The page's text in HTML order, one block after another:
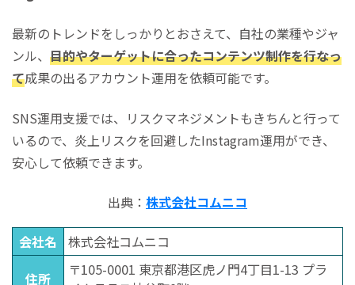
最新のトレンドをしっかりとおさえて、自社の業種やジャ
ンル、 目的やターゲットに合ったコンテンツ制作を行なっ
て成果の出るアカウント運用を依頼可能です。
SNS運用支援では、リスクマネジメントもきちんと行って
いるので、炎上リスクを回避したInstagram運用ができ、
安心して依頼できます。
出典： 株式会社コムニコ
会社名
株式会社コムニコ
住所
〒105-0001 東京都港区虎ノ門4丁目1-13 プラ